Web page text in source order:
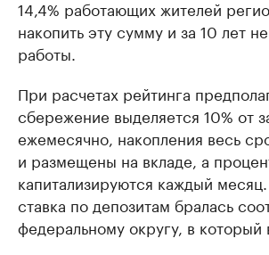
14,4% работающих жителей
накопить эту сумму и за 10 лет
работы.
При расчетах рейтинга
сбережение выделяется 10% от
ежемесячно, накопления весь
и размещены на вкладе, а
капитализируются каждый
ставка по депозитам бралась
федеральному округу, в который